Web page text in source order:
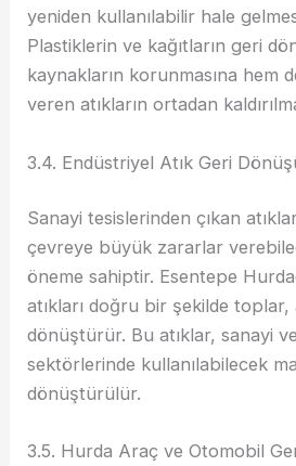
yeniden kullanılabilir hale
Plastiklerin ve kağıtların geri
kaynakların korunmasına hem
veren atıkların ortadan
3.4. Endüstriyel Atık Geri
Sanayi tesislerinden çıkan
çevreye büyük zararlar
öneme sahiptir. Esentepe
atıkları doğru bir şekilde toplar,
dönüştürür. Bu atıklar, sanayi
sektörlerinde kullanılabilecek
dönüştürülür.
3.5. Hurda Araç ve Otomobil